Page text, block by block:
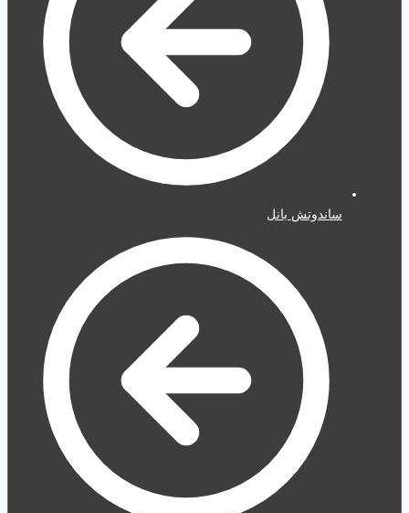
ساندوتش بانل